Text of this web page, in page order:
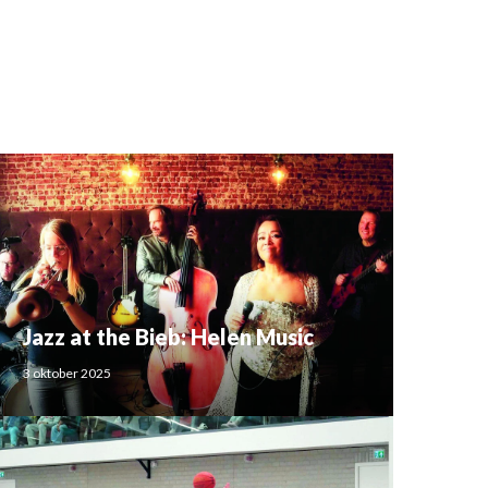
Jazz at the Bieb: Helen Music
3 oktober 2025